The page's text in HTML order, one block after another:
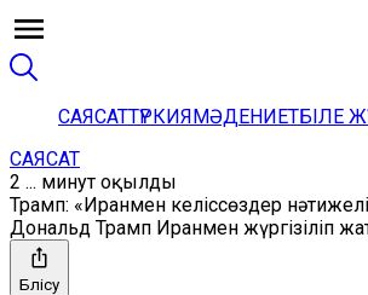
САЯСАТТҮРКИЯМӘДЕНИЕТБІЛЕ
САЯСАТ
2 ... минут оқылды
Трамп: «Иранмен келіссөздер
Дональд Трамп Иранмен жүргізіліп
Бөлісу